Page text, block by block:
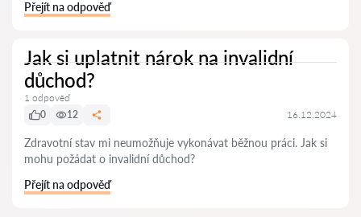
Přejít na odpověď
Jak si uplatnit nárok na invalidní
důchod?
1 odpověď
0
12 16.12.2024
Zdravotní stav mi neumožňuje vykonávat běžnou práci. Jak si
mohu požádat o invalidní důchod?
Přejít na odpověď